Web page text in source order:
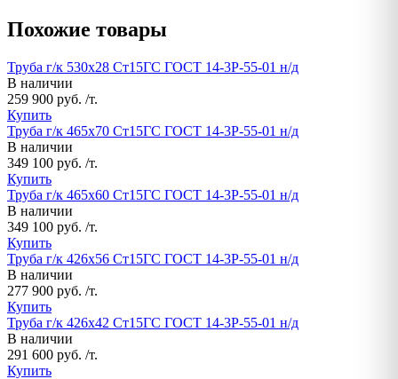
Похожие товары
Труба г/к 530х28 Ст15ГС ГОСТ 14-3Р-55-01 н/д
В наличии
259 900 руб. /т.
Купить
Труба г/к 465х70 Ст15ГС ГОСТ 14-3Р-55-01 н/д
В наличии
349 100 руб. /т.
Купить
Труба г/к 465х60 Ст15ГС ГОСТ 14-3Р-55-01 н/д
В наличии
349 100 руб. /т.
Купить
Труба г/к 426х56 Ст15ГС ГОСТ 14-3Р-55-01 н/д
В наличии
277 900 руб. /т.
Купить
Труба г/к 426х42 Ст15ГС ГОСТ 14-3Р-55-01 н/д
В наличии
291 600 руб. /т.
Купить